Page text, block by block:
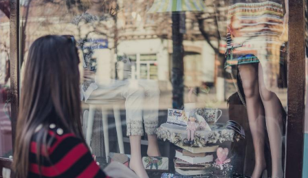
Развитие и поддержка интернет-
витрины StepClub
Смотреть проект